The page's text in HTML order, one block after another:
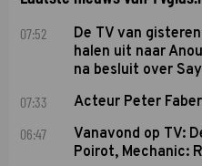
07:52
De TV van
halen uit naar
na besluit over
07:33 Acteur Peter
06:47
Vanavond op TV:
Poirot, Mechanic: